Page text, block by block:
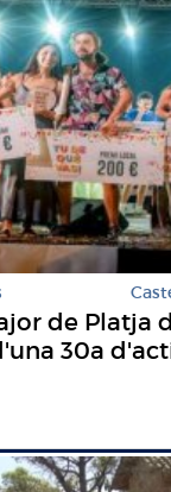
de Platja
30a